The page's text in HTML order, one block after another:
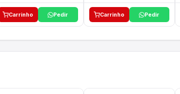
Carrinho Pedir Carrinho Pedir